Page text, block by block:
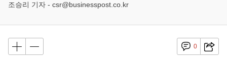
조승리 기자 - csr@businesspost.co.kr
0